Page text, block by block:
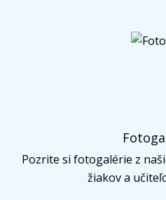
Pozrite si fotogalérie z
žiakov a